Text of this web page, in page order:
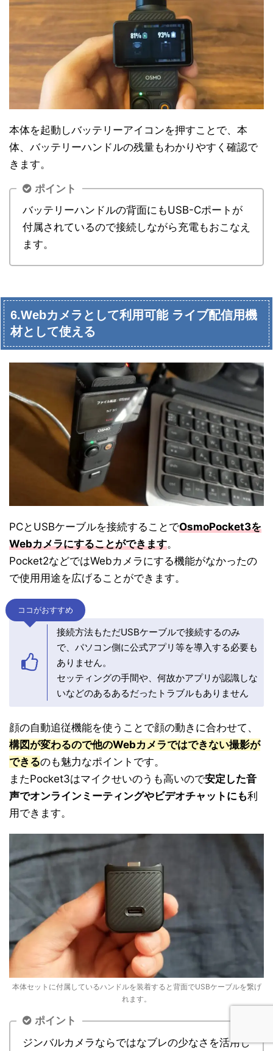
本体を起動しバッテリーアイコンを押すことで、本
体、バッテリーハンドルの残量もわかりやすく確認で
きます。
ポイント
バッテリーハンドルの背面にもUSB-Cポートが
付属されているので接続しながら充電もおこなえ
ます。
6.Webカメラとして利用可能 ライブ配信用機
材として使える
PCとUSBケーブルを接続することでOsmoPocket3を
Webカメラにすることができます。
Pocket2などではWebカメラにする機能がなかったの
で使用用途を広げることができます。
ココがおすすめ
接続方法もただUSBケーブルで接続するのみ
で、パソコン側に公式アプリ等を導入する必要も
ありません。
セッティングの手間や、何故かアプリが認識しな
いなどのあるあるだったトラブルもありません
顔の自動追従機能を使うことで顔の動きに合わせて、
構図が変わるので他のWebカメラではできない撮影が
できるのも魅力なポイントです。
またPocket3はマイクせいのうも高いので安定した音
声でオンラインミーティングやビデオチャットにも利
用できます。
本体セットに付属しているハンドルを装着すると背面でUSBケーブルを繋げ
れます。
ポイント
ジンバルカメラならではなブレの少なさを活用し